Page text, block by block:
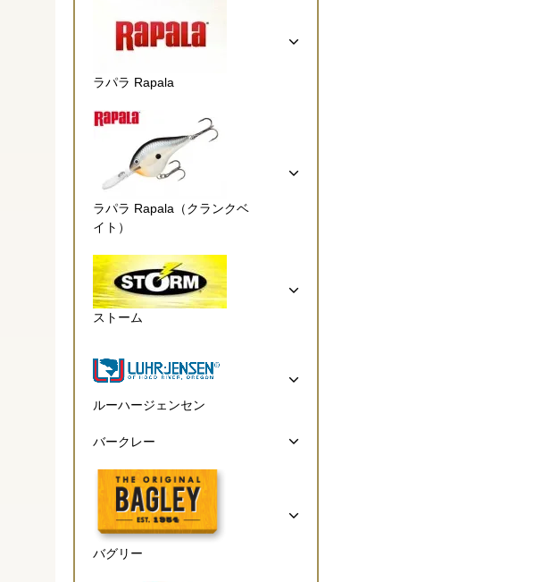
ラパラ Rapala
ラパラ Rapala（クランクベ
イト）
ストーム
ルーハージェンセン
バークレー
バグリー